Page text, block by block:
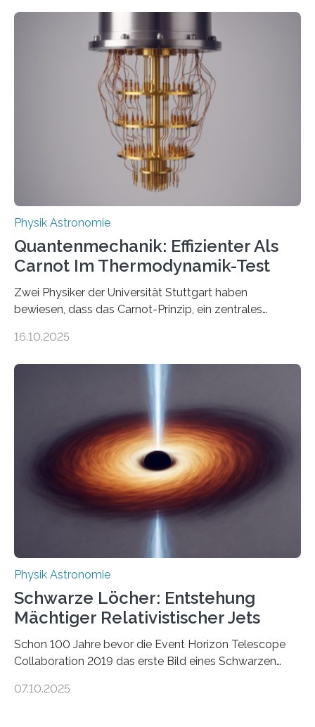
werden schnell weiterentwickelt. Dies ist der Alltag in
der Forschung der Quantentheorie, die dieses Jahr 100
Jahre alt geworden ist, weshalb die UNESCO 2025 zum
Internationalen Jahr der Quantenwissenschaft und -
technologie ausgerufen hat. Doch nun hat eine
internationale Forschungsgruppe um den
Physik Astronomie
Quantenmechanik: Effizienter Als
Carnot Im Thermodynamik-Test
Zwei Physiker der Universität Stuttgart haben
bewiesen, dass das Carnot-Prinzip, ein zentrales
Größenordnung von Atomen gilt, deren physikalische
Quantenmotoren voranbringen. Das
Wissenschaftsjournal Science Advances veröffentlichte
die Herleitung. (DOI: 10.1126/sciadv.adw8462)
Verbrennungsmotoren oder Dampfturbinen sind
Wärmekraftmaschinen: Sie wandeln thermische
Energie in mechanische Bewegung um – oder anders
ausgedrückt, Wärme in Bewegung. In
quantenmechanischen Experimenten ist es in den…
16.10.2025
Physik Astronomie
Schwarze Löcher: Entstehung
Mächtiger Relativistischer Jets
Schon 100 Jahre bevor die Event Horizon Telescope
Collaboration 2019 das erste Bild eines Schwarzen
hatte der Astronom Heber Curtis einen seltsamen
07.10.2025